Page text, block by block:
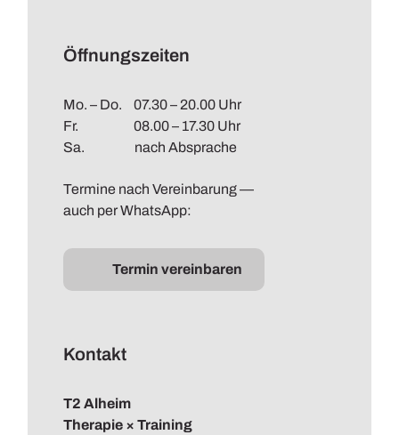
Öffnungszeiten
Mo. – Do.
07.30 – 20.00 Uhr
Fr.
08.00 – 17.30 Uhr
Sa.
nach Absprache
Termine nach Vereinbarung —
auch per WhatsApp:
Termin vereinbaren
Kontakt
T2 Alheim
Therapie × Training